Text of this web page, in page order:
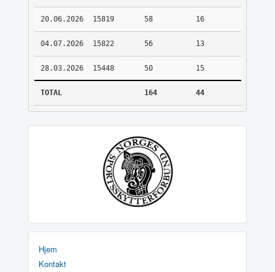
20.06.2026 15819 58 16
04.07.2026 15822 56 13
28.03.2026 15448 50 15
TOTAL 164 44
Hjem
Kontakt